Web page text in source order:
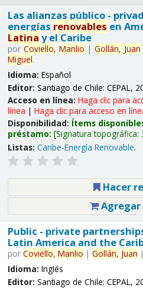
Las alianzas público -
energías renovables en
Latina y el Caribe
por Coviello, Manlio | Gollán, Juan
Miguel.
Idioma: Español
Editor: Santiago de Chile: CEPAL,
Acceso en línea: Haga clic para
línea | Haga clic para acceso en
Disponibilidad: Ítems
préstamo: Signatura topográfica:
Listas: Caribe-Energía Renovable.
Hacer
Public - private
Latin America and the
por Coviello, Manlio | Gollán, Juan |
Idioma: Inglés
Editor: Santiago de Chile: CEPAL,